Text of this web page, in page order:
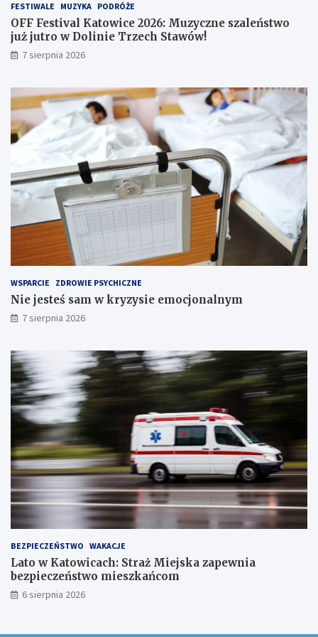
e
i
n
f
o
a
c
j
e
i
e
c
!
o
j
u
ż
j
r
o
w
D
i
n
i
T
r
c
h
S
w
ó
w
!
FESTIWALE MUZYKA PODRÓŻE
OFF Festival Katowice 2026: Muzyczne szaleństwo
już jutro w Dolinie Trzech Stawów!
7 sierpnia 2026
WSPARCIE ZDROWIE PSYCHICZNE
Nie jesteś sam w kryzysie emocjonalnym
7 sierpnia 2026
BEZPIECZEŃSTWO WAKACJE
Lato w Katowicach: Straż Miejska zapewnia
bezpieczeństwo mieszkańcom
6 sierpnia 2026